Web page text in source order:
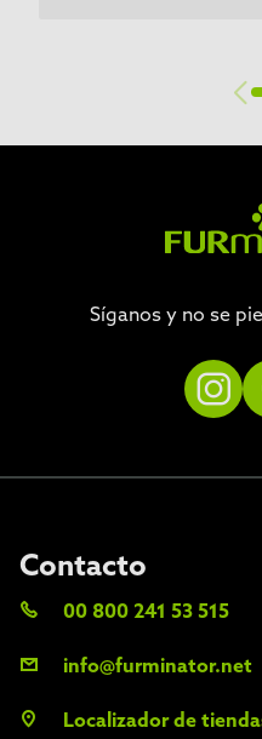
Síganos y no se
Contacto
00 800 241 53 515
info@furminator.net
Localizador de